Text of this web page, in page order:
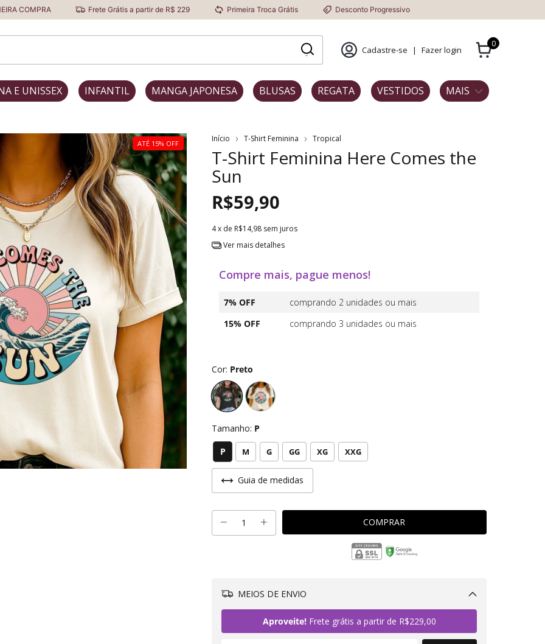
Frete Grátis a partir de R$ 229 Primeira Troca Grátis Desconto Progressivo
Cadastre-se | Fazer login
0
E UNISSEX INFANTIL MANGA JAPONESA BLUSAS REGATA VESTIDOS MAIS
ATÉ 15% OFF Início T-Shirt Feminina Tropical
T-Shirt Feminina Here Comes the
Sun
R$59,90
4x de R$14,98 sem juros
Ver mais detalhes
Compre mais, pague menos!
7% OFF
comprando 2 unidades ou mais
15% OFF
comprando 3 unidades ou mais
Cor: Preto
Tamanho: P
P M G GG XG XXG
Guia de medidas
MEIOS DE ENVIO
Aproveite!Frete grátis a partir de R$229,00